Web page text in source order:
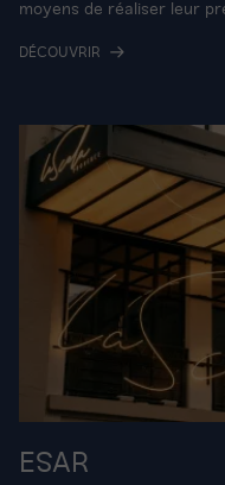
moyens de réaliser leur
DÉCOUVRIR
ESAR